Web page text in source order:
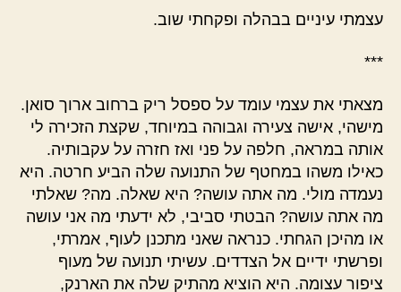
עצמתי עיניים בבהלה ופקחתי שוב.
***
מצאתי את עצמי עומד על ספסל ריק ברחוב ארוך סואן.
מישהי, אישה צעירה וגבוהה במיוחד, שקצת הזכירה לי
אותה במראה, חלפה על פני ואז חזרה על עקבותיה.
כאילו משהו במחטף של התנועה שלה הביע חרטה. היא
נעמדה מולי. מה אתה עושה? היא שאלה. מה? שאלתי
מה אתה עושה? הבטתי סביבי, לא ידעתי מה אני עושה
או מהיכן הגחתי. כנראה שאני מתכנן לעוף, אמרתי,
ופרשתי ידיים אל הצדדים. עשיתי תנועה של מעוף
ציפור עצומה. היא הוציא מהתיק שלה את הארנק,